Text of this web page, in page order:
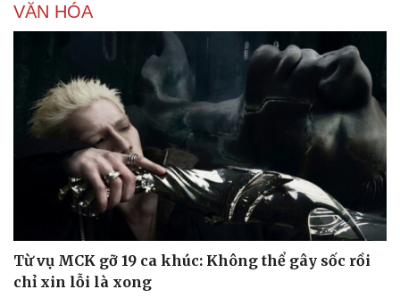
Dinh dưỡng - món ngon
Cây thuốc
Sản phụ khoa
Nhi khoa
Nam khoa
Làm đẹp - giảm cân
Phòng mạch online
Ăn sạch sống khỏe
Đời sống
Nhà đẹp
Tình yêu - Gia đình
VĂN HÓA
Từ vụ MCK gỡ 19 ca khúc: Không thể gây sốc rồi
chỉ xin lỗi là xong